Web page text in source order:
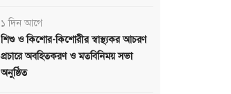
১ দিন আগে
শিশু ও কিশোর-কিশোরীর স্বাস্থ্যকর আচরণ
প্রচারে অবহিতকরণ ও মতবিনিময় সভা
অনুষ্ঠিত